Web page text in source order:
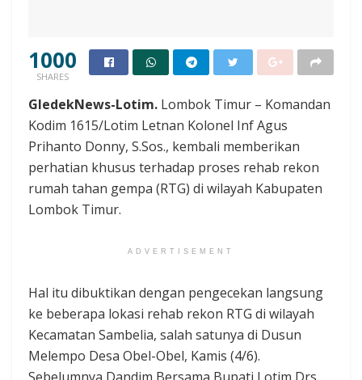
1000
SHARES
GledekNews-Lotim. Lombok Timur – Komandan
Kodim 1615/Lotim Letnan Kolonel Inf Agus
Prihanto Donny, S.Sos., kembali memberikan
perhatian khusus terhadap proses rehab rekon
rumah tahan gempa (RTG) di wilayah Kabupaten
Lombok Timur.
ADVERTISEMENT
Hal itu dibuktikan dengan pengecekan langsung
ke beberapa lokasi rehab rekon RTG di wilayah
Kecamatan Sambelia, salah satunya di Dusun
Melempo Desa Obel-Obel, Kamis (4/6).